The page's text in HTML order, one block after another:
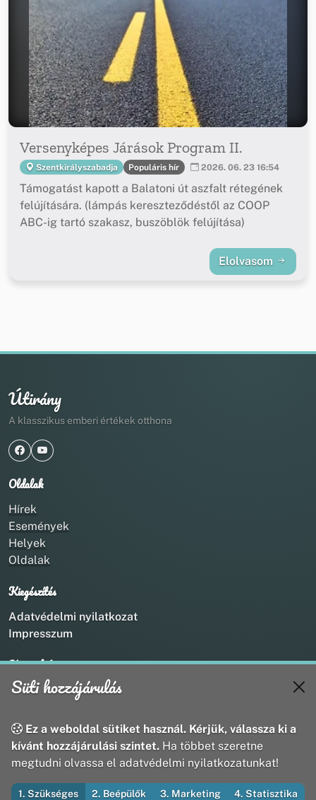
Versenyképes Járások Program II.
Szentkirályszabadja Populáris hír 2026. 06. 23 16:54
Támogatást kapott a Balatoni út aszfalt rétegének
felújítására. (lámpás kereszteződéstől az COOP
ABC-ig tartó szakasz, buszöblök felújítása)
Elolvasom
Útirány
A klasszikus emberi értékek otthona
Oldalak
Hírek
Események
Helyek
Oldalak
Kiegészítés
Adatvédelmi nyilatkozat
Impresszum
Kapcsolat
+36 20 211 1888
webmaster@utirany.hu
8419 Csesznek, Vasút u.18.
Süti hozzájárulás
Ez a weboldal sütiket használ. Kérjük, válassza ki a
kívánt hozzájárulási szintet. Ha többet szeretne
megtudni olvassa el adatvédelmi nyilatkozatunkat!
1. Szükséges 2. Beépülők 3. Marketing 4. Statisztika